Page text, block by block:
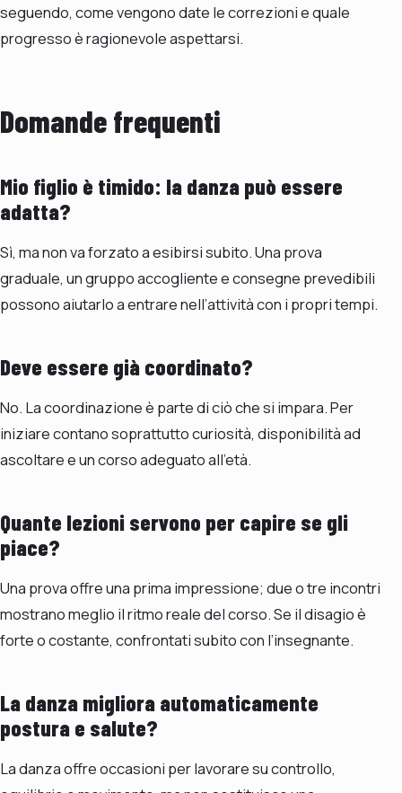
seguendo, come vengono date le correzioni e quale
progresso è ragionevole aspettarsi.
Domande frequenti
Mio figlio è timido: la danza può essere
adatta?
Sì, ma non va forzato a esibirsi subito. Una prova
graduale, un gruppo accogliente e consegne prevedibili
possono aiutarlo a entrare nell’attività con i propri tempi.
Deve essere già coordinato?
No. La coordinazione è parte di ciò che si impara. Per
iniziare contano soprattutto curiosità, disponibilità ad
ascoltare e un corso adeguato all’età.
Quante lezioni servono per capire se gli
piace?
Una prova offre una prima impressione; due o tre incontri
mostrano meglio il ritmo reale del corso. Se il disagio è
forte o costante, confrontati subito con l’insegnante.
La danza migliora automaticamente
postura e salute?
La danza offre occasioni per lavorare su controllo,